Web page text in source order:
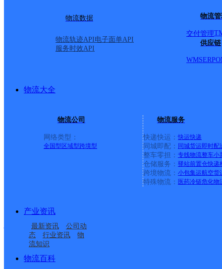
物流数据
物流轨迹API电子面单API
服务时效API
物流
交付管理
供应链
WMSERP
物流大全
物流公司
网络类型：
全国型 区域型跨境型
物流服务
快递快运： 快运快递
同城即配： 同城货运即时配
整车零担： 专线物流整车小
仓储服务： 驿站前置仓快递
跨境物流： 小包集运航空货
特殊物流： 医药冷链危化物
产业资讯
最新资讯
公司动
态
行业资讯
物
流知识
物流百科
派送范围:1、县城（慎
盛堂乡、赛涧回族乡、
阜阳市颍上县民政局营
顺丰速运 更多号码地址
详情
颍上
百世快递